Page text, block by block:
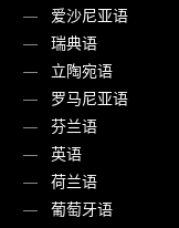
爱沙尼亚语
瑞典语
立陶宛语
罗马尼亚语
芬兰语
英语
荷兰语
葡萄牙语